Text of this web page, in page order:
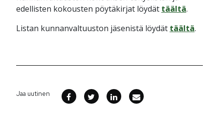
edellisten kokousten pöytäkirjat löydät täältä.
Listan kunnanvaltuuston jäsenistä löydät täältä.
Jaa uutinen